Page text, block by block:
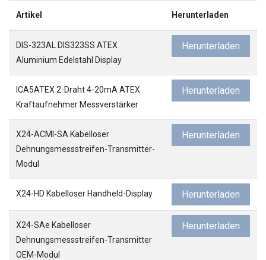
Laden...
Artikel Herunterladen
DIS-323AL DIS323SS ATEX
Aluminium Edelstahl Display
Herunterladen
ICA5ATEX 2-Draht 4-20mA ATEX
Kraftaufnehmer Messverstärker
Herunterladen
X24-ACMI-SA Kabelloser
Dehnungsmessstreifen-Transmitter-
Modul
Herunterladen
X24-HD Kabelloser Handheld-Display Herunterladen
X24-SAe Kabelloser
Dehnungsmessstreifen-Transmitter
OEM-Modul
Herunterladen